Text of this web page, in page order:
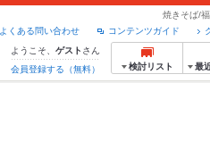
焼きそば/
コンテンツガイド
よくある問い合わせ
ようこそ、 ゲスト さん
会員登録する（無料）
検討リスト 最